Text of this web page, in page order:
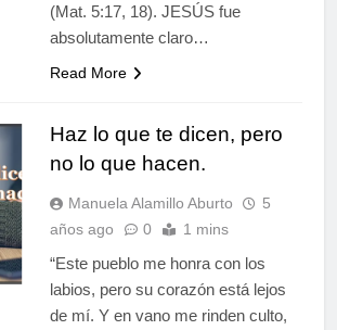
(Mat. 5:17, 18). JESÚS fue
absolutamente claro…
Read More
Haz lo que te dicen, pero
no lo que hacen.
Manuela Alamillo Aburto
5
años ago
0 1 mins
“Este pueblo me honra con los
labios, pero su corazón está lejos
de mí. Y en vano me rinden culto,